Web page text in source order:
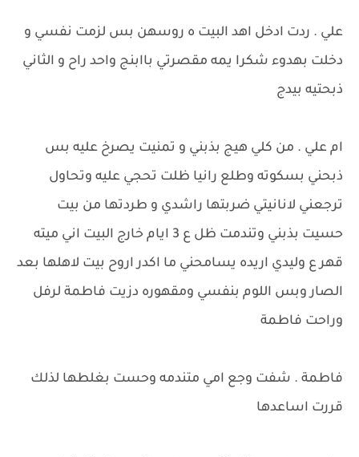
علي . ردت ادخل اهد البيت ه روسهن بس لزمت نفسي و
دخلت بهدوء شكرا يمه مقصرتي باابنج واحد راح و الثاني
ذبحتيه بيدج
ام علي . من كلي هيج بذبني و تمنيت يصرخ عليه بس
ذبحني بسكوته وطلع رانيا ظلت تحجي عليه وتحاول
ترجعني لانانيتي ضربتها راشدي و طردتها من بيت
حسيت بذبني وتندمت ظل ع 3 ايام خارج البيت اني ميته
قهر ع وليدي اريده يسامحني ما اكدر اروح بيت لاهلها بعد
الصار وبس اللوم بنفسي ومقهوره دزيت فاطمة لرفل
وراحت فاطمة
فاطمة . شفت وجع امي متندمه وحست بغلطها لذلك
قررت اساعدها